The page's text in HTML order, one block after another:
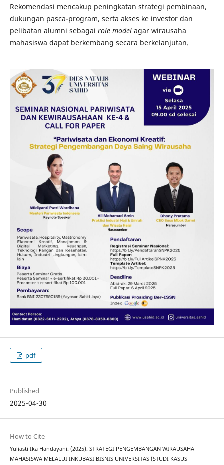
Rekomendasi mencakup peningkatan strategi pembinaan,
dukungan pasca-program, serta akses ke investor dan
pelibatan alumni sebagai role modelagar wirausaha
mahasiswa dapat berkembang secara berkelanjutan.
pdf
Published
2025-04-30
How to Cite
Yuliasti Ika Handayani. (2025). STRATEGI PENGEMBANGAN WIRAUSAHA
MAHASISWA MELALUI INKUBASI BISNIS UNIVERSITAS (STUDI KASUS